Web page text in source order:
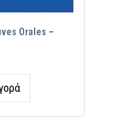
Orales –